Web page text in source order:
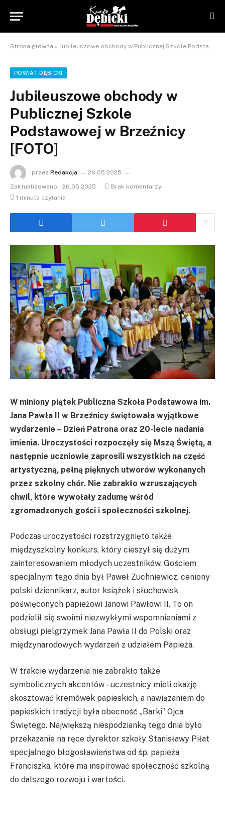
Strona główna » Jubileuszowe obchody w Publicznej Szkole Podstawowej w Brzeźnicy [FOTO]
POWIAT DĘBICKI
Jubileuszowe obchody w
Publicznej Szkole
Podstawowej w Brzeźnicy
[FOTO]
przez Redakcja
26.05.2025
Zaktualizowano: 26.05.2025
Brak komentarzy
1 minuta czytania
W miniony piątek Publiczna Szkoła Podstawowa im.
Jana Pawła II w Brzeźnicy świętowała wyjątkowe
wydarzenie – Dzień Patrona oraz 20-lecie nadania
imienia. Uroczystości rozpoczęły się Mszą Świętą, a
następnie uczniowie zaprosili wszystkich na część
artystyczną, pełną pięknych utworów wykonanych
przez szkolny chór. Nie zabrakło wzruszających
chwil, które wywołały zadumę wśród
zgromadzonych gości i społeczności szkolnej.
Podczas uroczystości rozstrzygnięto także
międzyszkolny konkurs, który cieszył się dużym
zainteresowaniem młodych uczestników. Gościem
specjalnym tego dnia był Paweł Zuchniewicz, ceniony
polski dziennikarz, autor książek i słuchowisk
poświęconych papieżowi Janowi Pawłowi II. To on
podzielił się swoimi niezwykłymi wspomnieniami z
obsługi pielgrzymek Jana Pawła II do Polski oraz
międzynarodowych wydarzeń z udziałem Papieża.
W trakcie wydarzenia nie zabrakło także
symbolicznych akcentów – uczestnicy mieli okazję
skosztować kremówek papieskich, a nawiązaniem do
papieskich tradycji była obecność „Barki” Ojca
Świętego. Największą niespodzianką tego dnia było
przekazanie na ręce dyrektor szkoły Stanisławy Piłat
specjalnego błogosławieństwa od śp. papieża
Franciszka, które ma inspirować społeczność szkolną
do dalszego rozwoju i wartości.